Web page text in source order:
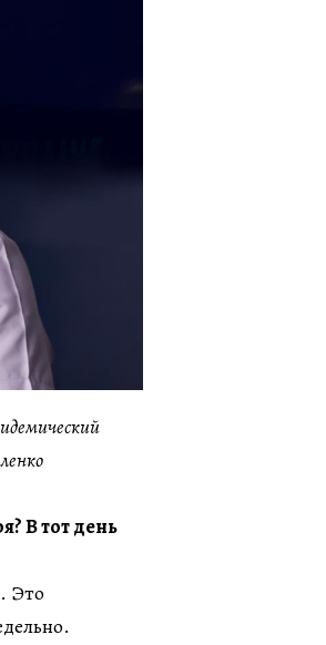
В тот день
Это